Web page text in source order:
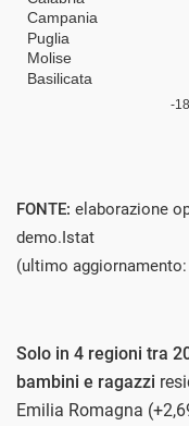
FONTE: elaborazione
demo.Istat
(ultimo
Solo in 4 regioni tra
bambini e ragazzi
Emilia Romagna